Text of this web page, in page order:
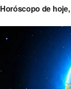
Horóscopo de